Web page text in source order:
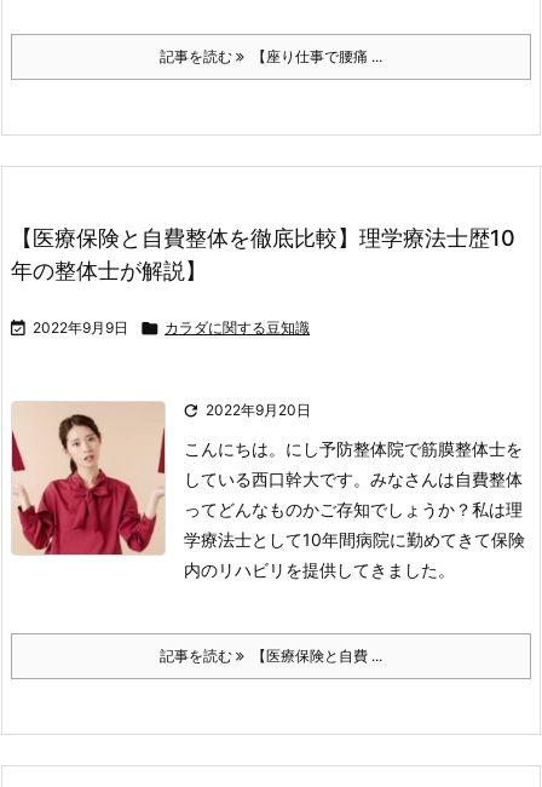
記事を読む 【座り仕事で腰痛 ...
【医療保険と自費整体を徹底比較】理学療法士歴10
年の整体士が解説】
 2022年9月9日  カラダに関する豆知識
 2022年9月20日
こんにちは。にし予防整体院で筋膜整体士を
している西口幹大です。 みなさんは自費整体
ってどんなものかご存知でしょうか？私は理
学療法士として10年間病院に勤めてきて保険
内のリハビリを提供してきました。
記事を読む 【医療保険と自費 ...